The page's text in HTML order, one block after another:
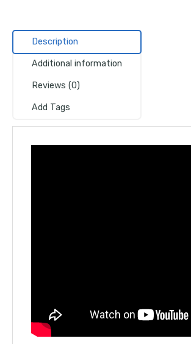
Description
Additional information
Reviews (0)
Add Tags